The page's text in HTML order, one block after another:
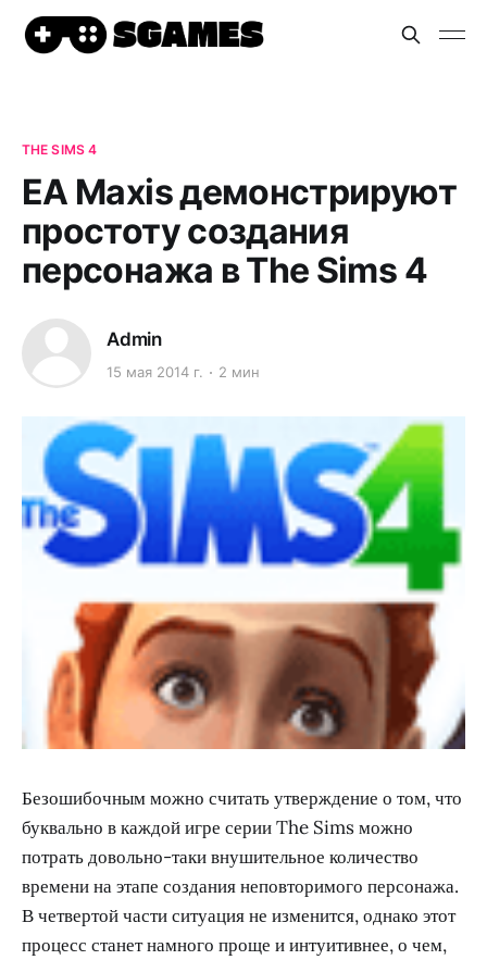
THE SIMS 4
EA Maxis демонстрируют
простоту создания
персонажа в The Sims 4
Admin
15 мая 2014 г. 2 мин
Безошибочным можно считать утверждение о том, что
буквально в каждой игре серии The Sims можно
потрать довольно-таки внушительное количество
времени на этапе создания неповторимого персонажа.
В четвертой части ситуация не изменится, однако этот
процесс станет намного проще и интуитивнее, о чем,